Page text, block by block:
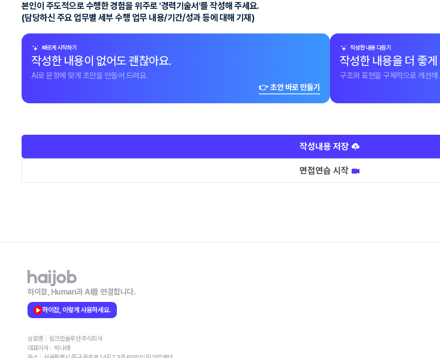
본인이 주도적으로 수행한 경험을 위주로 '경력기술서'를 작성해 주세요.
(담당하신 주요 업무별 세부 수행 업무 내용/기간/성과 등에 대해 기재)
빠르게 시작하기
작성한 내용이 없어도 괜찮아요.
AI로 문항에 맞게 초안을 만들어 드려요.
👉 초안 바로 만들기
작성한 내용 다듬기
작성한 내용을 더 좋
구조와 표현을 구체적으로 개선해
작성내용 저장
면접연습 시작
하이잡, Human과 AI를 연결합니다.
하이잡, 이렇게 사용하세요.
상호명
링크업솔루션 주식회사
대표이사
박나래